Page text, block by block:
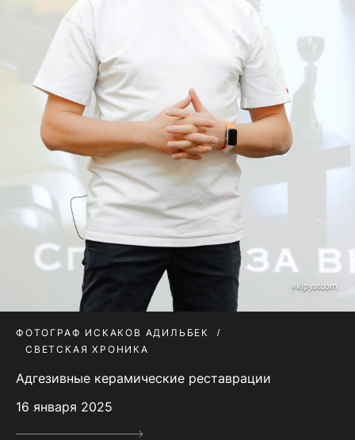
ФОТОГРАФ ИСКАКОВ АДИЛЬБЕК
СВЕТСКАЯ ХРОНИКА
Адгезивные керамические реставрации
16 января 2025